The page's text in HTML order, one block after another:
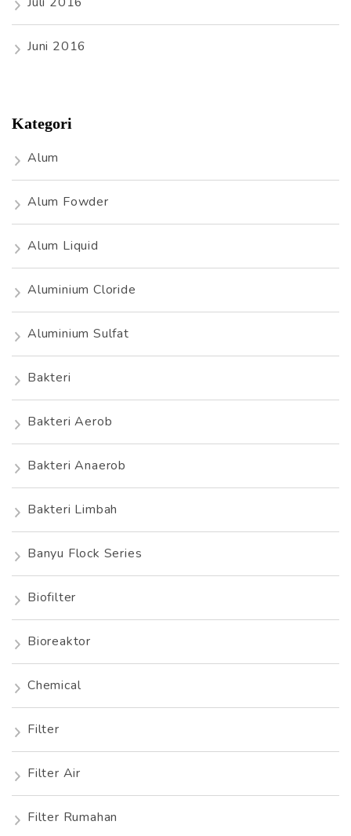
Juni 2016
Kategori
Alum
Alum Fowder
Alum Liquid
Aluminium Cloride
Aluminium Sulfat
Bakteri
Bakteri Aerob
Bakteri Anaerob
Bakteri Limbah
Banyu Flock Series
Biofilter
Bioreaktor
Chemical
Filter
Filter Air
Filter Rumahan